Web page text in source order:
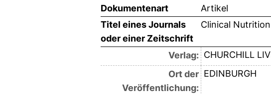
Dokumentenart
Artikel
Titel eines Journals
oder einer Zeitschrift
Clinical Nutrition
Verlag: CHURCHILL
Ort der
Veröffentlichung:
EDINBURGH